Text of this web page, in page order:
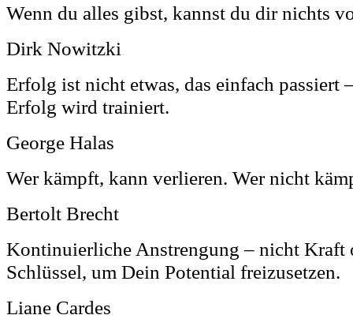
Wenn du alles gibst, kannst du dir nichts
Dirk Nowitzki
Erfolg ist nicht etwas, das einfach passiert
Erfolg wird trainiert.
George Halas
Wer kämpft, kann verlieren. Wer nicht
Bertolt Brecht
Kontinuierliche Anstrengung – nicht Kraft
Schlüssel, um Dein Potential freizusetzen.
Liane Cardes